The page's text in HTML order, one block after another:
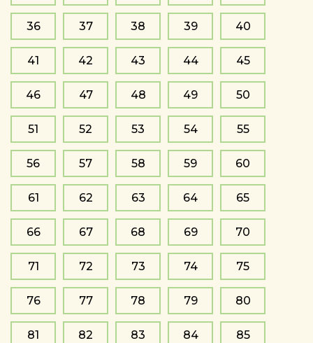
36 37 38 39 40
41 42 43 44 45
46 47 48 49 50
51 52 53 54 55
56 57 58 59 60
61 62 63 64 65
66 67 68 69 70
71 72 73 74 75
76 77 78 79 80
81 82 83 84 85